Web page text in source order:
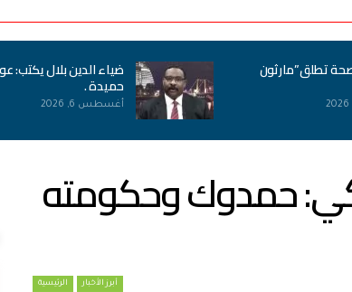
تطلق”مارثون ضياء الدين بلال يكتب:
حميدة .
أغسطس 6, 2026
حمدوك وحكومته
أبرز الأخبار الرئيسية